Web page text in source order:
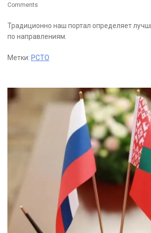
Comments
Традиционно наш портал определяет
по направлениям.
Метки: РСТО